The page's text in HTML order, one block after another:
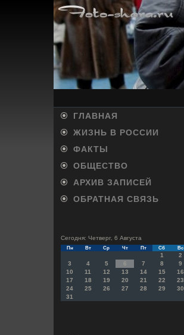
ГЛАВНАЯ
ЖИЗНЬ В РОССИИ
ФАКТЫ
ОБЩЕСТВО
АРХИВ ЗАПИСЕЙ
ОБРАТНАЯ СВЯЗЬ
Сегодня: Четверг, 6 Августа
Пн Вт Ср Чт Пт Сб Вс
1
2
3
4 5 6 7 8
9
10
11 12 13 14 15
16
17
18 19 20 21 22
23
24
25 26 27 28 29
30
31